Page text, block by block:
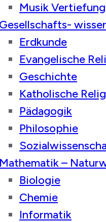
Musik Vertiefung
Gesellschafts-
Erdkunde
Evangelische
Geschichte
Katholische
Pädagogik
Philosophie
Mathematik –
Biologie
Chemie
Informatik